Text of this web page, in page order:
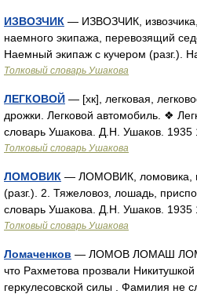
ИЗВОЗЧИК — ИЗВОЗЧИК,
наемного экипажа, перевозящий
Наемный экипаж с кучером (разг.).
Толковый словарь Ушакова
ЛЕГКОВОЙ — [хк], легковая,
дрожки. Легковой автомобиль. ❖
словарь Ушакова. Д.Н. Ушаков. 1935
Толковый словарь Ушакова
ЛОМОВИК — ЛОМОВИК, ломовика,
(разг.). 2. Тяжеловоз, лошадь,
словарь Ушакова. Д.Н. Ушаков. 1935
Толковый словарь Ушакова
Ломаченков — ЛОМОВ ЛОМАШ
что Рахметова прозвали
геркулесовской силы . Фамилия не